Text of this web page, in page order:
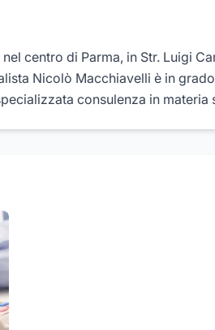
centro di Parma, in Str. Luigi
Nicolò Macchiavelli è in
consulenza in materia